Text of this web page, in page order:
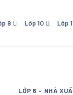
9 Lớp 10 Lớp
LỚP 6 - NHÀ